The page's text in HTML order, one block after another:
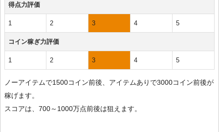
得点力評価
1 2 3 4 5
コイン稼ぎ力評価
1 2 3 4 5
ノーアイテムで1500コイン前後、アイテムありで3000コイン前後が
稼げます。
スコアは、700～1000万点前後は狙えます。